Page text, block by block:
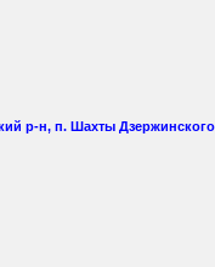
р-н, п. Шахты